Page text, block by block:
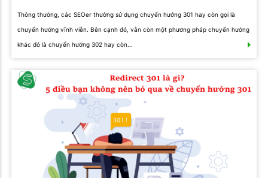
Thông thường, các SEOer thường sử dụng chuyển hướng 301 hay còn gọi là
chuyển hướng vĩnh viễn. Bên cạnh đó, vẫn còn một phương pháp chuyển hướng
khác đó là chuyển hướng 302 hay còn...